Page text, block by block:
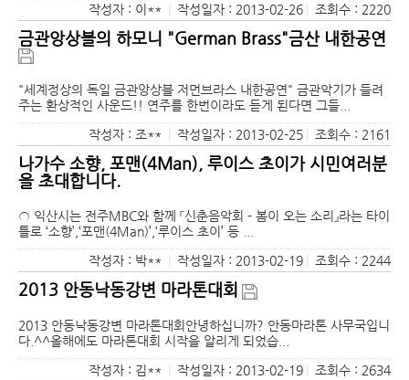
작성자 : 이**
작성일자 : 2013-02-26 조회수 : 2220
금관앙상블의 하모니 "German Brass"금산 내한공연
"세계정상의 독일 금관앙상블 저먼브라스 내한공연" 금관악기가 들려
주는 환상적인 사운드!! 연주를 한번이라도 듣게 된다면 그들...
작성자 : 조**
작성일자 : 2013-02-25 조회수 : 2161
나가수 소향, 포맨(4Man), 루이스 초이가 시민여러분
을 초대합니다.
○ 익산시는 전주MBC와 함께 『신춘음악회 - 봄이 오는 소리』라는 타이
틀로 ‘소향’,‘포맨(4Man)’,‘루이스 초이’ 등 ...
작성자 : 박**
작성일자 : 2013-02-19 조회수 : 2244
2013 안동낙동강변 마라톤대회
2013 안동낙동강변 마라톤대회안녕하십니까? 안동마라톤 사무국입니
다.^^올해에도 마라톤대회 시작을 알리게 되었습...
작성자 : 김**
작성일자 : 2013-02-19 조회수 : 2634